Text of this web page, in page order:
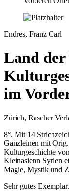
Endres, Franz Carl
Land der
im
Zürich, Rascher
8°. Mit 14
Ganzleinen mit
Kulturgeschichte
Kleinasienn Syrien
Magie, Mystik und
Sehr gutes Exemplar.